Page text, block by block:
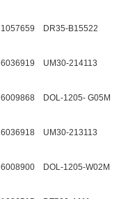
1057659 DR35-B15522
6036919 UM30-214113
6009868 DOL-1205- G05M
6036918 UM30-213113
6008900 DOL-1205-W02M